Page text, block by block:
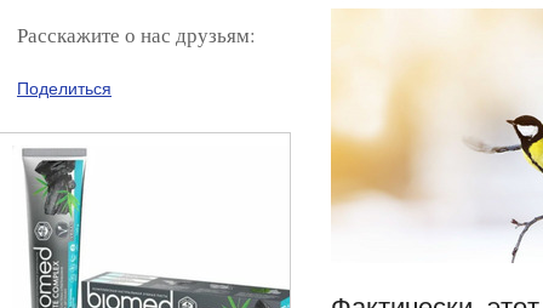
Расскажите о нас друзьям:
Поделиться